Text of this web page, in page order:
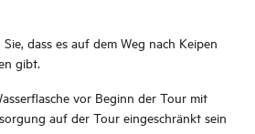
dass es auf dem Weg nach Keipen
gibt.
vor Beginn der Tour mit
auf der Tour eingeschränkt sein